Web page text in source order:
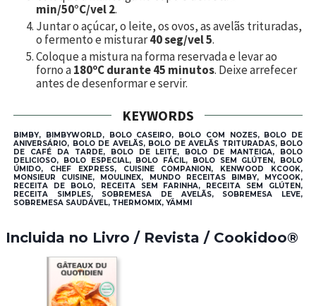
min/50°C/vel 2.
Juntar o açúcar, o leite, os ovos, as avelãs trituradas,
o fermento e misturar40 seg/vel 5.
Coloque a mistura na forma reservada e levar ao
forno a180ºC durante 45 minutos. Deixe arrefecer
antes de desenformar e servir.
KEYWORDS
BIMBY, BIMBYWORLD, BOLO CASEIRO, BOLO COM NOZES, BOLO DE
ANIVERSÁRIO, BOLO DE AVELÃS, BOLO DE AVELÃS TRITURADAS, BOLO
DE CAFÉ DA TARDE, BOLO DE LEITE, BOLO DE MANTEIGA, BOLO
DELICIOSO, BOLO ESPECIAL, BOLO FÁCIL, BOLO SEM GLÚTEN, BOLO
ÚMIDO, CHEF EXPRESS, CUISINE COMPANION, KENWOOD KCOOK,
MONSIEUR CUISINE, MOULINEX, MUNDO RECEITAS BIMBY, MYCOOK,
RECEITA DE BOLO, RECEITA SEM FARINHA, RECEITA SEM GLÚTEN,
RECEITA SIMPLES, SOBREMESA DE AVELÃS, SOBREMESA LEVE,
SOBREMESA SAUDÁVEL, THERMOMIX, YÄMMI
Incluida no Livro / Revista / Cookidoo®